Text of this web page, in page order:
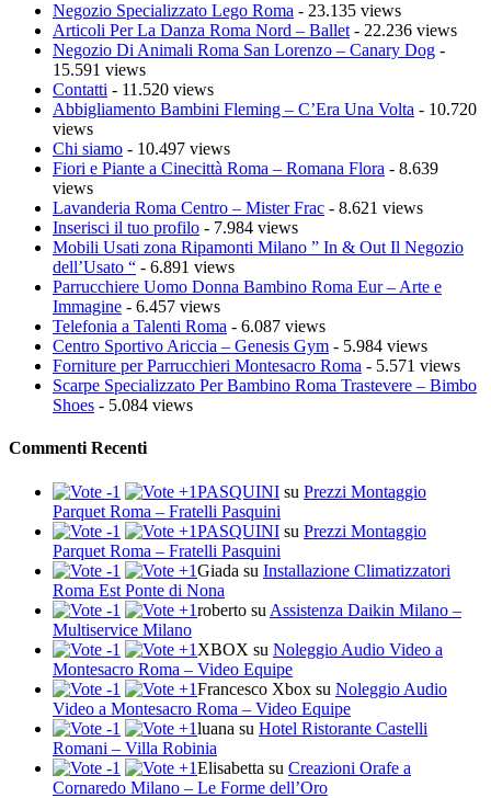
Negozio Specializzato Lego Roma - 23.135 views
Articoli Per La Danza Roma Nord – Ballet - 22.236 views
Negozio Di Animali Roma San Lorenzo – Canary Dog -
15.591 views
Contatti - 11.520 views
Abbigliamento Bambini Fleming – C’Era Una Volta - 10.720
views
Chi siamo - 10.497 views
Fiori e Piante a Cinecittà Roma – Romana Flora - 8.639
views
Lavanderia Roma Centro – Mister Frac - 8.621 views
Inserisci il tuo profilo - 7.984 views
Mobili Usati zona Ripamonti Milano ” In & Out Il Negozio
dell’Usato “ - 6.891 views
Parrucchiere Uomo Donna Bambino Roma Eur – Arte e
Immagine - 6.457 views
Telefonia a Talenti Roma - 6.087 views
Centro Sportivo Ariccia – Genesis Gym - 5.984 views
Forniture per Parrucchieri Montesacro Roma - 5.571 views
Scarpe Specializzato Per Bambino Roma Trastevere – Bimbo
Shoes - 5.084 views
Commenti Recenti
PASQUINI su Prezzi Montaggio
Parquet Roma – Fratelli Pasquini
PASQUINI su Prezzi Montaggio
Parquet Roma – Fratelli Pasquini
Giada su Installazione Climatizzatori
Roma Est Ponte di Nona
roberto su Assistenza Daikin Milano –
Multiservice Milano
XBOX su Noleggio Audio Video a
Montesacro Roma – Video Equipe
Francesco Xbox su Noleggio Audio
Video a Montesacro Roma – Video Equipe
luana su Hotel Ristorante Castelli
Romani – Villa Robinia
Elisabetta su Creazioni Orafe a
Cornaredo Milano – Le Forme dell’Oro